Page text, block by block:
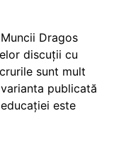
Dragos
discuții cu
sunt mult
publicată
este